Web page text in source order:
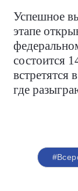
Успешное
этапе
состоится
встретятся
где